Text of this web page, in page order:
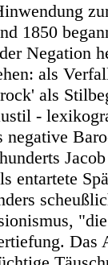
1850
Negation
als
als
-
Jacob
entartete
"die
Das